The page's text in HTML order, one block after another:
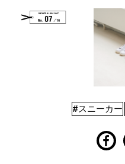
#スニーカー